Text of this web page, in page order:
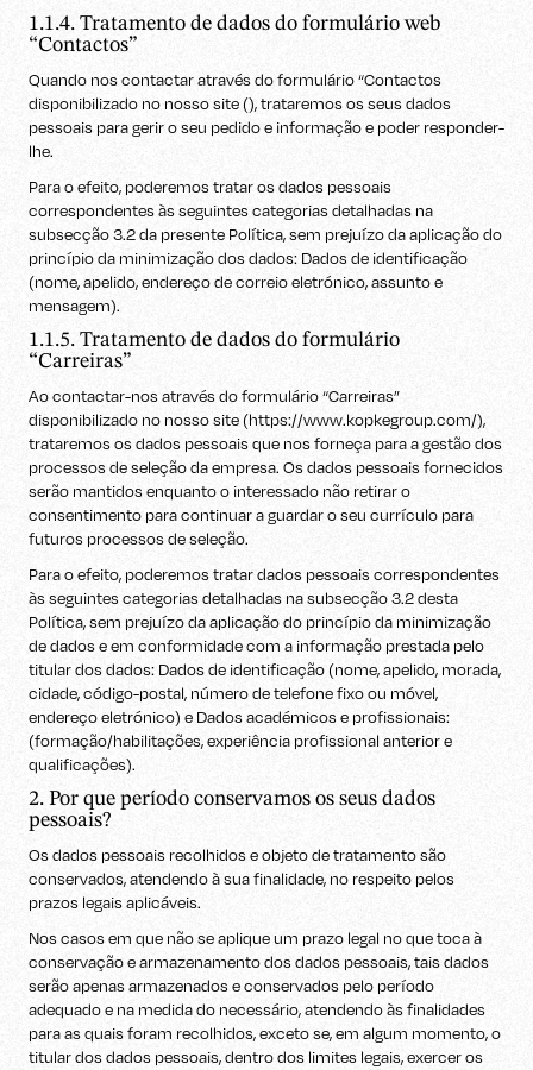
1.1.4. Tratamento de dados do formulário web
“Contactos”
Quando nos contactar através do formulário “Contactos
disponibilizado no nosso site (), trataremos os seus dados
pessoais para gerir o seu pedido e informação e poder responder-
lhe.
Para o efeito, poderemos tratar os dados pessoais
correspondentes às seguintes categorias detalhadas na
subsecção 3.2 da presente Política, sem prejuízo da aplicação do
princípio da minimização dos dados: Dados de identificação
(nome, apelido, endereço de correio eletrónico, assunto e
mensagem).
1.1.5. Tratamento de dados do formulário
“Carreiras”
Ao contactar-nos através do formulário “Carreiras”
disponibilizado no nosso site (https://www.kopkegroup.com/),
trataremos os dados pessoais que nos forneça para a gestão dos
processos de seleção da empresa. Os dados pessoais fornecidos
serão mantidos enquanto o interessado não retirar o
consentimento para continuar a guardar o seu currículo para
futuros processos de seleção.
Para o efeito, poderemos tratar dados pessoais correspondentes
às seguintes categorias detalhadas na subsecção 3.2 desta
Política, sem prejuízo da aplicação do princípio da minimização
de dados e em conformidade com a informação prestada pelo
titular dos dados: Dados de identificação (nome, apelido, morada,
cidade, código-postal, número de telefone fixo ou móvel,
endereço eletrónico) e Dados académicos e profissionais:
(formação/habilitações, experiência profissional anterior e
qualificações).
2. Por que período conservamos os seus dados
pessoais?
Os dados pessoais recolhidos e objeto de tratamento são
conservados, atendendo à sua finalidade, no respeito pelos
prazos legais aplicáveis.
Nos casos em que não se aplique um prazo legal no que toca à
conservação e armazenamento dos dados pessoais, tais dados
serão apenas armazenados e conservados pelo período
adequado e na medida do necessário, atendendo às finalidades
para as quais foram recolhidos, exceto se, em algum momento, o
titular dos dados pessoais, dentro dos limites legais, exercer os